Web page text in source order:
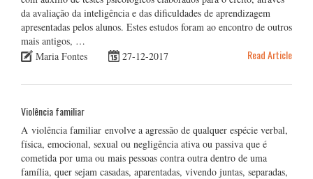
da avaliação da inteligência e das dificuldades de aprendizagem
apresentadas pelos alunos. Estes estudos foram ao encontro de outros
mais antigos, …
Maria Fontes
27-12-2017 Read Article
Violência familiar
A violência familiar envolve a agressão de qualquer espécie verbal,
física, emocional, sexual ou negligência ativa ou passiva que é
cometida por uma ou mais pessoas contra outra dentro de uma
família, quer sejam casadas, aparentadas, vivendo juntas, separadas,